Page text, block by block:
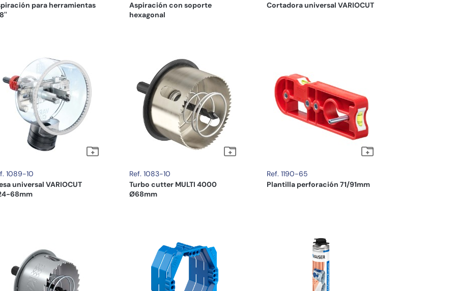
para herramientas
Aspiración con soporte
hexagonal
Cortadora universal VARIOCUT
1089-10
universal VARIOCUT
68mm
Ref. 1083-10
Turbo cutter MULTI 4000
Ø68mm
Ref. 1190-65
Plantilla perforación 71/91mm